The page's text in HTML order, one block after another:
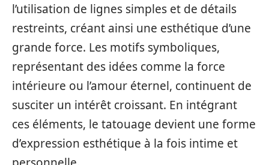
l’utilisation de lignes simples et de détails
restreints, créant ainsi une esthétique d’une
grande force. Les motifs symboliques,
représentant des idées comme la force
intérieure ou l’amour éternel, continuent de
susciter un intérêt croissant. En intégrant
ces éléments, le tatouage devient une forme
d’expression esthétique à la fois intime et